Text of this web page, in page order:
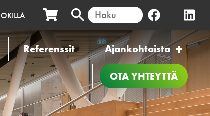
Referenssit Ajankohtaista
OTA YHTEYTTÄ